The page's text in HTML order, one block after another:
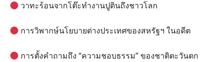
วาทะร้อนจากโต๊ะทำงานปูตินถึงชาวโลก
การวิพากษ์นโยบายต่างประเทศของสหรัฐฯ ในอดีต
การตั้งคำถามถึง “ความชอบธรรม” ของชาติตะวันตก